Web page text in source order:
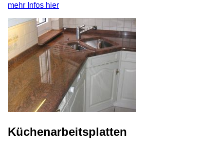
mehr Infos hier
Küchenarbeitsplatten